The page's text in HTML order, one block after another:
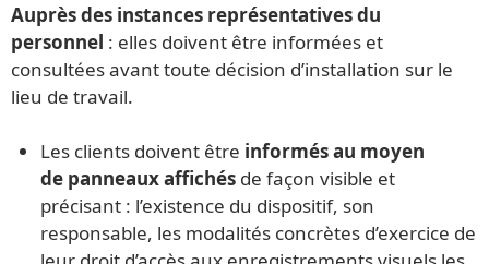
Auprès des instances représentatives du
personnel : elles doivent être informées et
consultées avant toute décision d’installation sur le
lieu de travail.
Les clients doivent être informés au moyen
de panneaux affichés de façon visible et
précisant : l’existence du dispositif, son
responsable, les modalités concrètes d’exercice de